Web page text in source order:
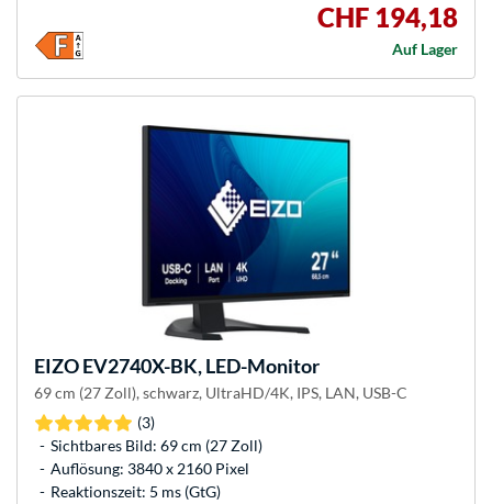
CHF 194,18
Auf Lager
EIZOEV2740X-BK, LED-Monitor
69 cm (27 Zoll), schwarz, UltraHD/4K, IPS, LAN, USB-C
(3)
Sichtbares Bild: 69 cm (27 Zoll)
Auflösung: 3840 x 2160 Pixel
Reaktionszeit: 5 ms (GtG)